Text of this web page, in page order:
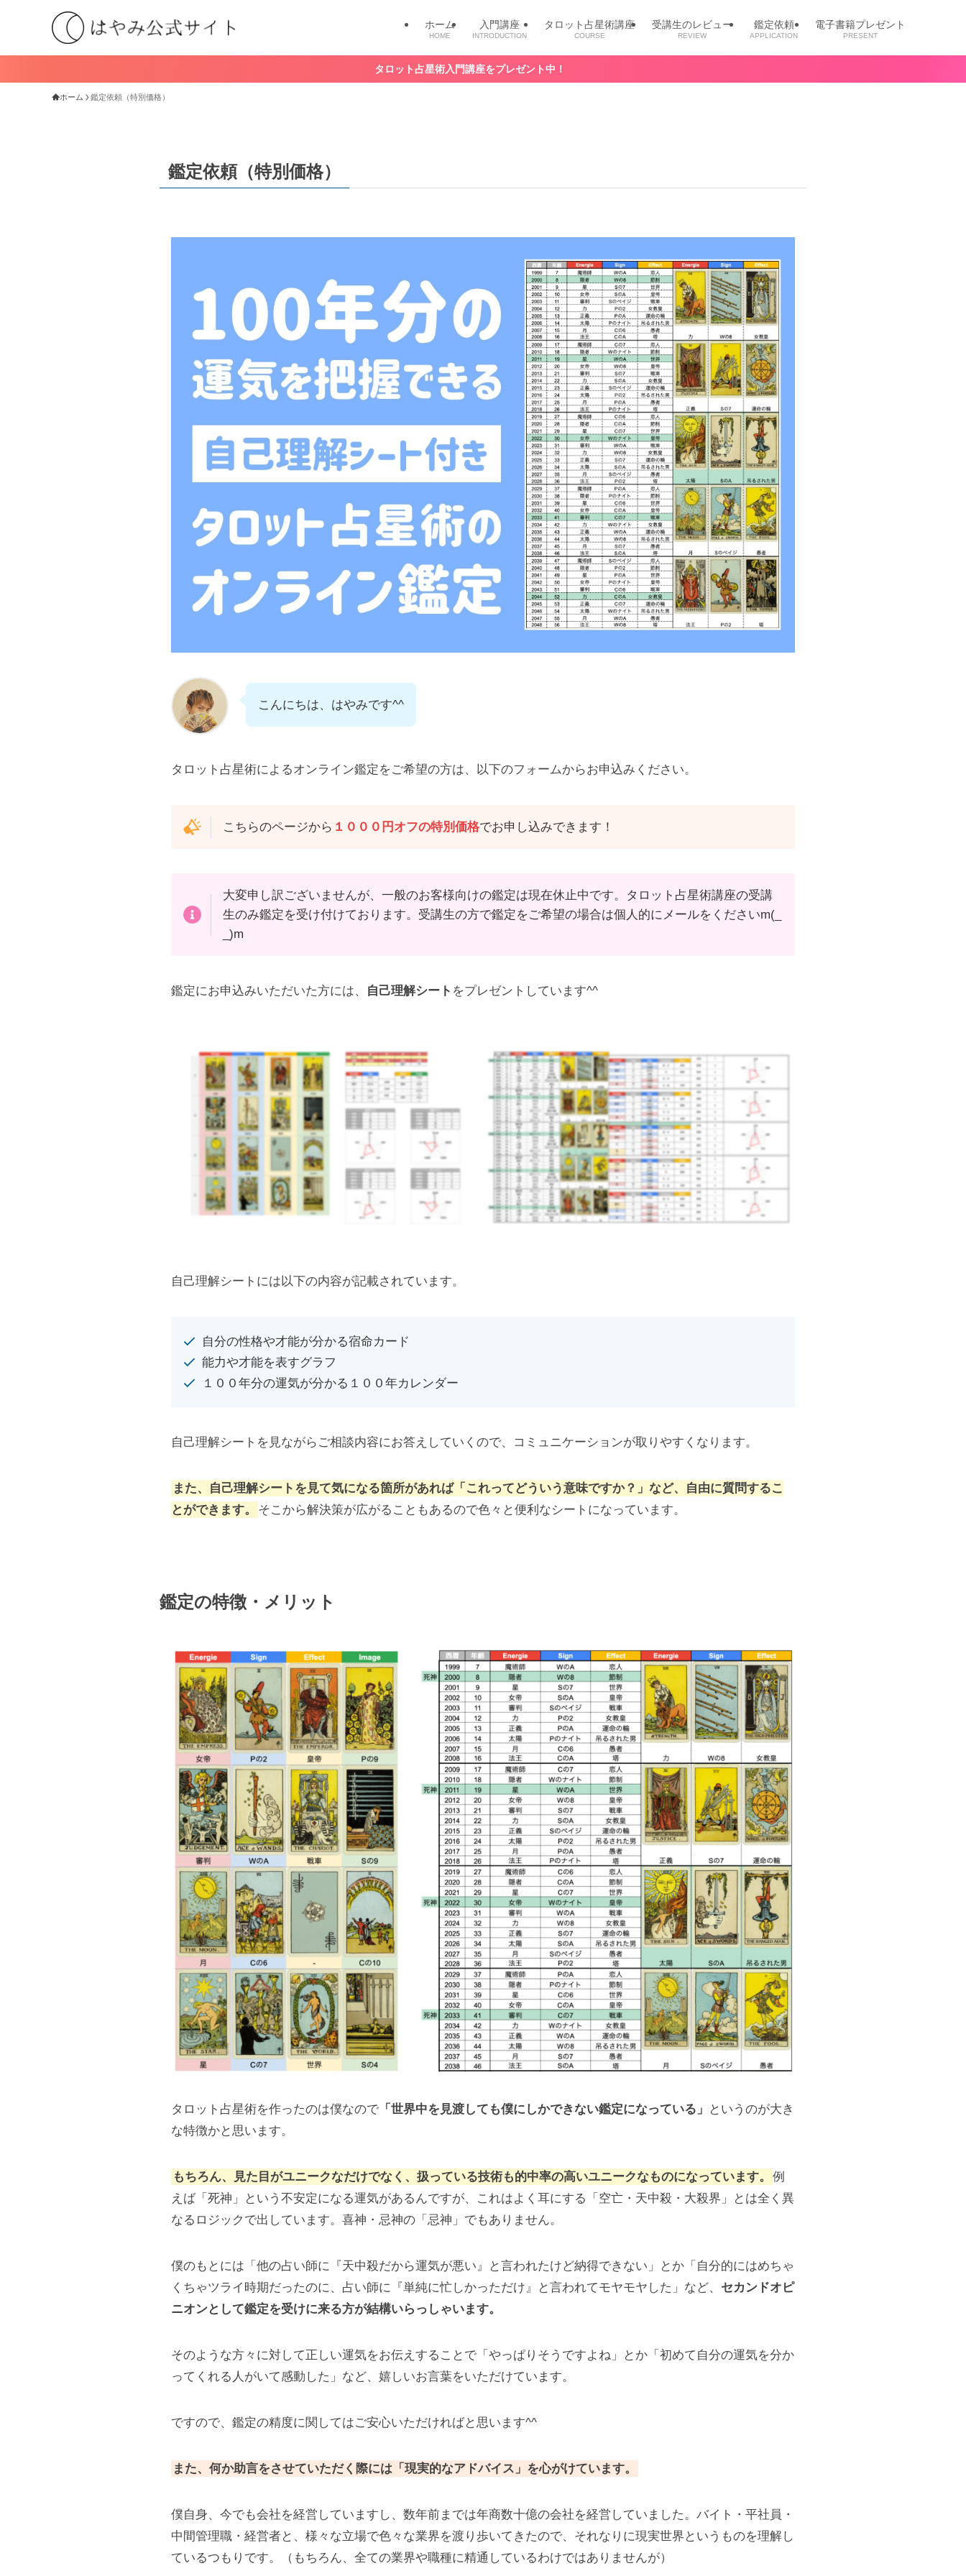
ホーム
HOME
入門講座
INTRODUCTION
タロット占星術講座
COURSE
受講生のレビュー
REVIEW
鑑定依頼
APPLICATION
電子書籍プレゼント
PRESENT
タロット占星術入門講座をプレゼント中！
ホーム 鑑定依頼（特別価格）
鑑定依頼（特別価格）
こんにちは、はやみです^^
タロット占星術によるオンライン鑑定をご希望の方は、以下のフォームからお申込みください。
こちらのページから １０００円オフの特別価格でお申し込みできます！
大変申し訳ございませんが、一般のお客様向けの鑑定は現在休止中です。タロット占星術講座の受講
生のみ鑑定を受け付けております。受講生の方で鑑定をご希望の場合は個人的にメールをくださいm(_
_)m
鑑定にお申込みいただいた方には、 自己理解シート をプレゼントしています^^
自己理解シートには以下の内容が記載されています。
自分の性格や才能が分かる宿命カード
能力や才能を表すグラフ
１００年分の運気が分かる１００年カレンダー
自己理解シートを見ながらご相談内容にお答えしていくので、コミュニケーションが取りやすくなります。
また、自己理解シートを見て気になる箇所があれば「これってどういう意味ですか？」など、自由に質問するこ
とができます。
そこから解決策が広がることもあるので色々と便利なシートになっています。
鑑定の特徴・メリット
タロット占星術を作ったのは僕なので 「世界中を見渡しても僕にしかできない鑑定になっている」
というのが大き
な特徴かと思います。
もちろん、見た目がユニークなだけでなく、扱っている技術も的中率の高いユニークなものになっています。
例
えば「死神」という不安定になる運気があるんですが、これはよく耳にする「空亡・天中殺・大殺界」とは全く異
なるロジックで出しています。喜神・忌神の「忌神」でもありません。
僕のもとには「他の占い師に『天中殺だから運気が悪い』と言われたけど納得できない」とか「自分的にはめちゃ
くちゃツライ時期だったのに、占い師に『単純に忙しかっただけ』と言われてモヤモヤした」など、 セカンドオピ
ニオンとして鑑定を受けに来る方が結構いらっしゃいます。
そのような方々に対して正しい運気をお伝えすることで「やっぱりそうですよね」とか「初めて自分の運気を分か
ってくれる人がいて感動した」など、嬉しいお言葉をいただけています。
ですので、鑑定の精度に関してはご安心いただければと思います^^
また、何か助言をさせていただく際には「現実的なアドバイス」を心がけています。
僕自身、今でも会社を経営していますし、数年前までは年商数十億の会社を経営していました。バイト・平社員・
中間管理職・経営者と、様々な立場で色々な業界を渡り歩いてきたので、それなりに現実世界というものを理解し
ているつもりです。（もちろん、全ての業界や職種に精通しているわけではありませんが）